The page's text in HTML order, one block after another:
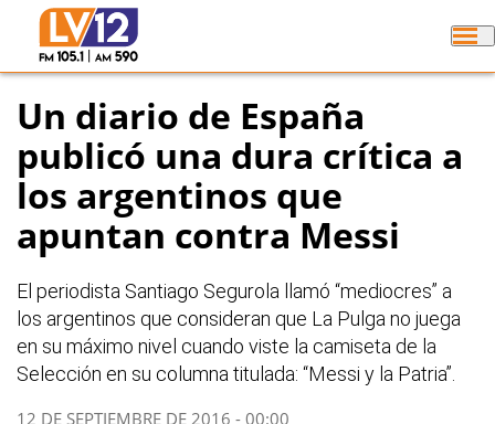
Un diario de España
publicó una dura crítica a
los argentinos que
apuntan contra Messi
El periodista Santiago Segurola llamó “mediocres” a
los argentinos que consideran que La Pulga no juega
en su máximo nivel cuando viste la camiseta de la
Selección en su columna titulada: “Messi y la Patria”.
12 DE SEPTIEMBRE DE 2016 - 00:00